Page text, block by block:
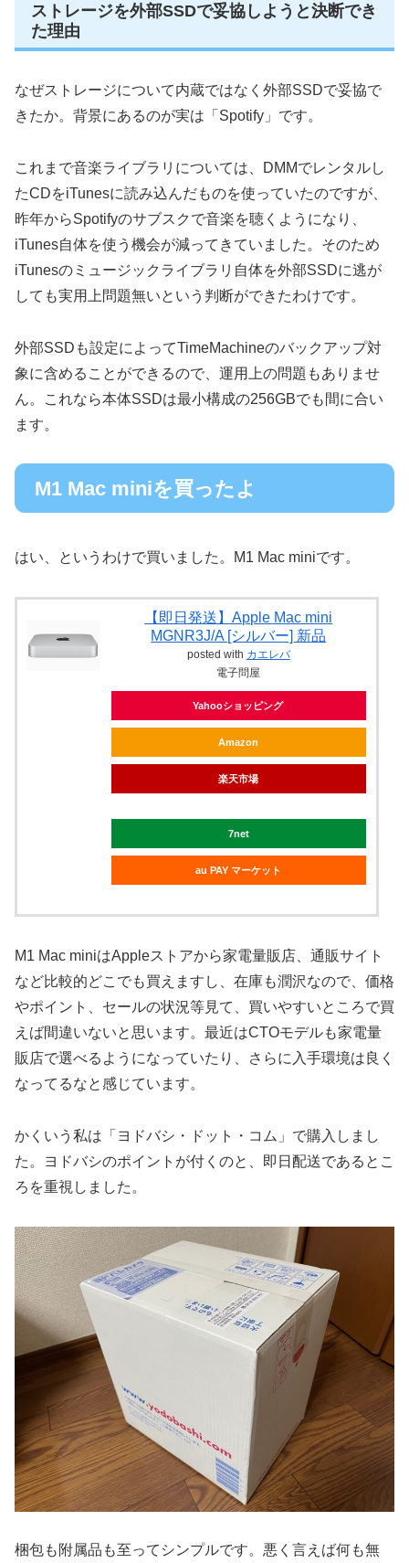
ストレージを外部SSDで妥協しようと決断でき
た理由
なぜストレージについて内蔵ではなく外部SSDで妥協で
きたか。背景にあるのが実は「Spotify」です。
これまで音楽ライブラリについては、DMMでレンタルし
たCDをiTunesに読み込んだものを使っていたのですが、
昨年からSpotifyのサブスクで音楽を聴くようになり、
iTunes自体を使う機会が減ってきていました。そのため
iTunesのミュージックライブラリ自体を外部SSDに逃が
しても実用上問題無いという判断ができたわけです。
外部SSDも設定によってTimeMachineのバックアップ対
象に含めることができるので、運用上の問題もありませ
ん。これなら本体SSDは最小構成の256GBでも間に合い
ます。
M1 Mac miniを買ったよ
はい、というわけで買いました。M1 Mac miniです。
【即日発送】Apple Mac mini
MGNR3J/A [シルバー] 新品
posted with カエレバ
電子問屋
Yahooショッピング
Amazon
楽天市場
7net
au PAY マーケット
M1 Mac miniはAppleストアから家電量販店、通販サイト
など比較的どこでも買えますし、在庫も潤沢なので、価格
やポイント、セールの状況等見て、買いやすいところで買
えば間違いないと思います。最近はCTOモデルも家電量
販店で選べるようになっていたり、さらに入手環境は良く
なってるなと感じています。
かくいう私は「ヨドバシ・ドット・コム」で購入しまし
た。ヨドバシのポイントが付くのと、即日配送であるとこ
ろを重視しました。
梱包も附属品も至ってシンプルです。悪く言えば何も無